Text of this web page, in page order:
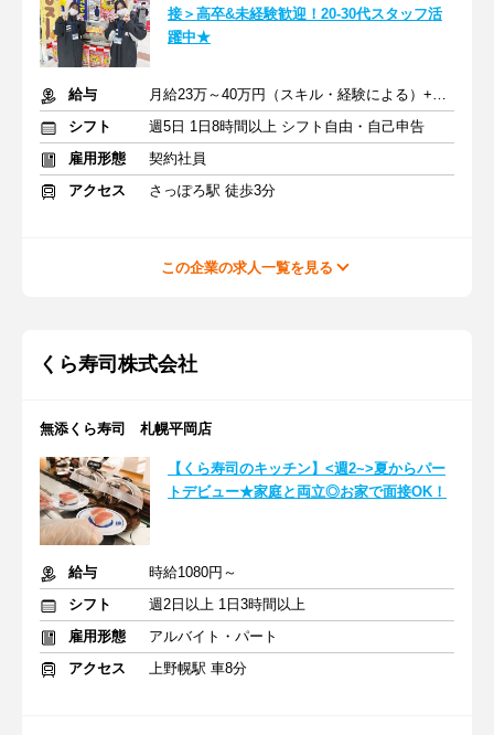
接＞高卒&未経験歓迎！20-30代スタッフ活
躍中★
給与
月給23万～40万円（スキル・経験による）+交通費全額支給
シフト
週5日 1日8時間以上 シフト自由・自己申告
雇用形態
契約社員
アクセス
さっぽろ駅 徒歩3分
この企業の求人一覧を見る
くら寿司株式会社
無添くら寿司 札幌平岡店
【くら寿司のキッチン】<週2~>夏からパー
トデビュー★家庭と両立◎お家で面接OK！
給与
時給1080円～
シフト
週2日以上 1日3時間以上
雇用形態
アルバイト・パート
アクセス
上野幌駅 車8分